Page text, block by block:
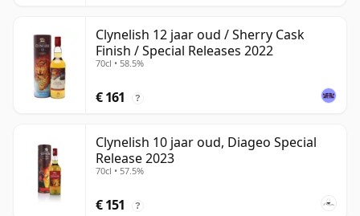
Clynelish 12 jaar oud / Sherry Cask
Finish / Special Releases 2022
70cl • 58.5%
€ 161 ?
Clynelish 10 jaar oud, Diageo Special
Release 2023
70cl • 57.5%
€ 151 ?